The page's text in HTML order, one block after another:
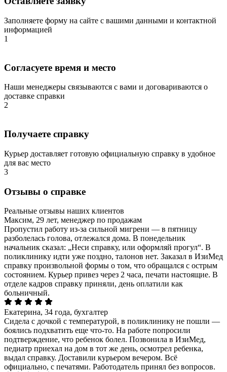
Заполняете форму на сайте с вашими данными и контактной
информацией
1
Согласуете время и место
Наши менеджеры связываются с вами и договариваются о
доставке справки
2
Получаете справку
Курьер доставляет готовую официальную справку в удобное
для вас место
3
Отзывы о справке
Реальные отзывы наших клиентов
Максим, 29 лет, менеджер по продажам
Пропустил работу из-за сильной мигрени — в пятницу
разболелась голова, отлежался дома. В понедельник
начальник сказал: „Неси справку, или оформляй прогул“. В
поликлинику идти уже поздно, талонов нет. Заказал в ИзиМед
справку произвольной формы о том, что обращался с острым
состоянием. Курьер привез через 2 часа, печати настоящие. В
отделе кадров справку приняли, день оплатили как
больничный.
Екатерина, 34 года, бухгалтер
Сидела с дочкой с температурой, в поликлинику не пошли —
боялись подхватить еще что-то. На работе попросили
подтверждение, что ребенок болел. Позвонила в ИзиМед,
педиатр приехал на дом в тот же день, осмотрел ребенка,
выдал справку. Доставили курьером вечером. Всё
официально, с печатями. Работодатель принял без вопросов.